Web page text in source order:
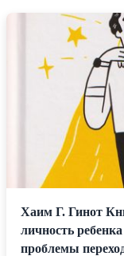
Хаим Г. Гинот
личность
проблемы